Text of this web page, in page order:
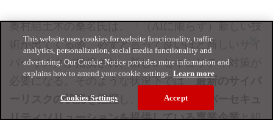
奥村組土木の桑名氏は、「（AIに限らず）新しい技
術が出てくる際、必ずと言って良いほど新しいサイ
バーリスクが指摘され、新しいセキュリティ対策が
必要になる。そのような状況下では、最新のサイバ
ーリスクの状況を把握
総合的にサイバーセキュ
リティソリューションを提供している専業企業と組
This website uses cookies for website functionality, traffic
analytics, personalization, social media functionality and
advertising. Our Cookie Notice provides more information and
explains how to amend your cookie settings. Learn more
Cookies Settings Accept